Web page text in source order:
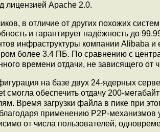
лицензией Apache 2.0.
в отличие от других похожих
и гарантирует надёжность до
инфраструктуры компании Alibaba
более 3.4 ПБ. По сравнению с
времени отдачи, не зависящего
на базе двух 24-ядерных
смогла обеспечить отдачу 200-
Время загрузки файла в пике при
применению P2P-
от числа пользователей,